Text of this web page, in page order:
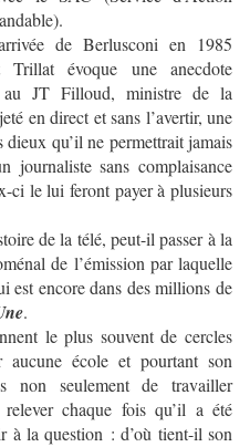
de Berlusconi en 1985
évoque une anecdote
JT Filloud, ministre de la
en direct et sans l’avertir, une
qu’il ne permettrait jamais
journaliste sans complaisance
ci le lui feront payer à plusieurs
de la télé, peut-il passer à la
de l’émission par laquelle
est encore dans des millions de
.
le plus souvent de cercles
aucune école et pourtant son
non seulement de travailler
chaque fois qu’il a été
à la question : d’où tient-il son